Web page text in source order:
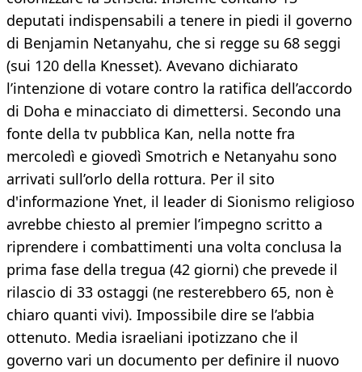
deputati indispensabili a tenere in piedi il governo
di Benjamin Netanyahu, che si regge su 68 seggi
(sui 120 della Knesset). Avevano dichiarato
l’intenzione di votare contro la ratifica dell’accordo
di Doha e minacciato di dimettersi. Secondo una
fonte della tv pubblica Kan, nella notte fra
mercoledì e giovedì Smotrich e Netanyahu sono
arrivati sull’orlo della rottura. Per il sito
d'informazione Ynet, il leader di Sionismo religioso
avrebbe chiesto al premier l’impegno scritto a
riprendere i combattimenti una volta conclusa la
prima fase della tregua (42 giorni) che prevede il
rilascio di 33 ostaggi (ne resterebbero 65, non è
chiaro quanti vivi). Impossibile dire se l’abbia
ottenuto. Media israeliani ipotizzano che il
governo vari un documento per definire il nuovo